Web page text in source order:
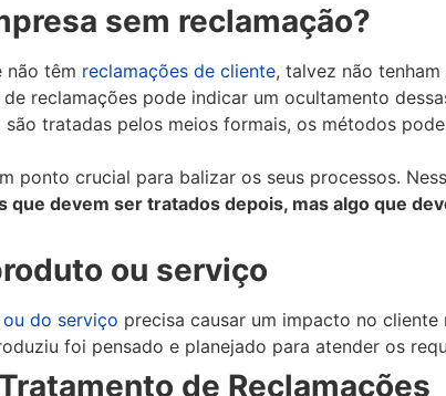
sem reclamação?
não têm reclamações de cliente, talvez não
reclamações pode indicar um ocultamento
tratadas pelos meios formais, os métodos
ponto crucial para balizar os seus processos.
que devem ser tratados depois, mas algo que
ou serviço
do serviço precisa causar um impacto no
foi pensado e planejado para atender os
de Reclamações